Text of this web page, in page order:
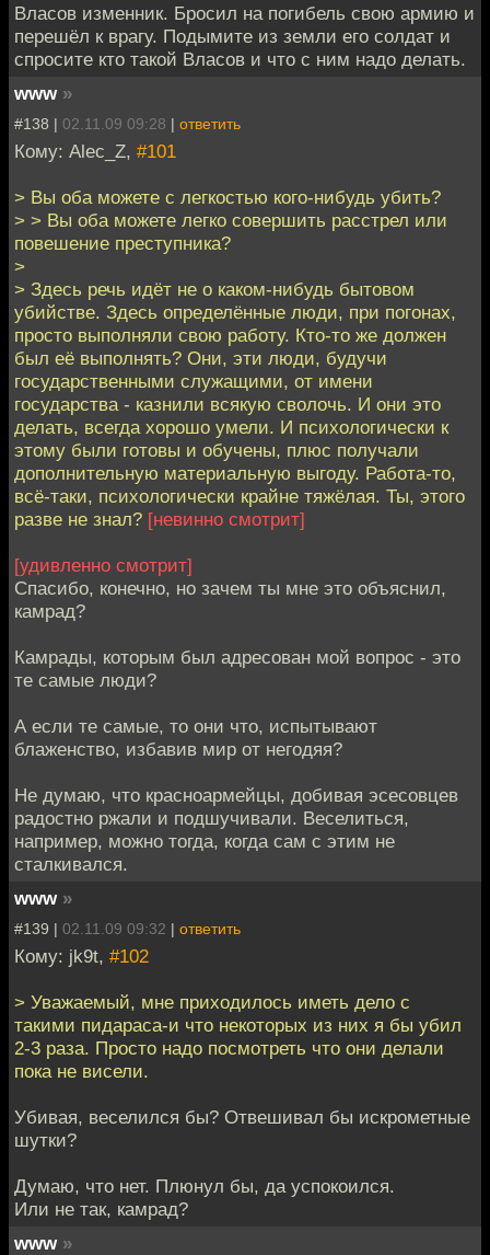
Власов изменник. Бросил на погибель свою армию и
перешёл к врагу. Подымите из земли его солдат и
спросите кто такой Власов и что с ним надо делать.
www »
#138 | 02.11.09 09:28 | ответить
Кому: Alec_Z, #101
> Вы оба можете с легкостью кого-нибудь убить?
> > Вы оба можете легко совершить расстрел или
повешение преступника?
>
> Здесь речь идёт не о каком-нибудь бытовом
убийстве. Здесь определённые люди, при погонах,
просто выполняли свою работу. Кто-то же должен
был её выполнять? Они, эти люди, будучи
государственными служащими, от имени
государства - казнили всякую сволочь. И они это
делать, всегда хорошо умели. И психологически к
этому были готовы и обучены, плюс получали
дополнительную материальную выгоду. Работа-то,
всё-таки, психологически крайне тяжёлая. Ты, этого
разве не знал? [невинно смотрит]
[удивленно смотрит]
Спасибо, конечно, но зачем ты мне это объяснил,
камрад?
Камрады, которым был адресован мой вопрос - это
те самые люди?
А если те самые, то они что, испытывают
блаженство, избавив мир от негодяя?
Не думаю, что красноармейцы, добивая эсесовцев
радостно ржали и подшучивали. Веселиться,
например, можно тогда, когда сам с этим не
сталкивался.
www »
#139 | 02.11.09 09:32 | ответить
Кому: jk9t, #102
> Уважаемый, мне приходилось иметь дело с
такими пидараса-и что некоторых из них я бы убил
2-3 раза. Просто надо посмотреть что они делали
пока не висели.
Убивая, веселился бы? Отвешивал бы искрометные
шутки?
Думаю, что нет. Плюнул бы, да успокоился.
Или не так, камрад?
www »